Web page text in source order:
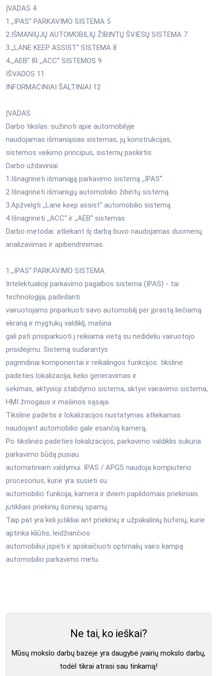
ĮVADAS 4
1.,,IPAS“ PARKAVIMO SISTEMA 5
2.IŠMANIŲJŲ AUTOMOBILIŲ ŽIBINTŲ ŠVIESŲ SISTEMA 7
3.,,LANE KEEP ASSIST“ SISTEMA 8
4.,,AEB“ IR ,,ACC“ SISTEMOS 9
IŠVADOS 11
INFORMACINIAI ŠALTINIAI 12
ĮVADAS
Darbo tikslas: sužinoti apie automobilyje
naudojamas išmaniąsias sistemas, jų konstrukcijas,
sistemos veikimo principus, sistemų paskirtis.
Darbo uždaviniai:
1.Išnagrinėti išmaniąją parkavimo sistemą ,,IPAS‘‘.
2.Išnagrinėti išmaniųjų automobilio žibintų sistemą.
3.Apžvelgti ,,Lane keep assist“ automobilio sistemą.
4.Išnagrinėti ,,ACC“ ir ,,AEB“ sistemas.
Darbo metodai: atliekant šį darbą buvo naudojamas duomenų
analizavimas ir apibendrinimas.
1.,,IPAS“ PARKAVIMO SISTEMA
Intelektualioji parkavimo pagalbos sistema (IPAS) - tai
technologija, padedanti
vairuotojams priparkuoti savo automobilį per įprastą liečiamą
ekraną ir mygtukų valdiklį, mašina
gali pati prisiparkuoti į reikiama vietą su nedideliu vairuotojo
prisidėjimu. Sistemą sudarantys
pagrindinai komponentai ir reikalingos funkcijos: tikslinė
padėties lokalizacija, kelio generavimas ir
sekimas, aktyvioji stabdymo sistema, aktyvi vairavimo sistema,
HMI žmogaus ir mašinos sąsaja.
Tikslinė padėtis ir lokalizacijos nustatymas atliekamas
naudojant automobilio gale esančią kamerą,
Po tikslinės padėties lokalizacijos, parkavimo valdiklis sukuria
parkavimo būdą pusiau
automatiniam valdymui. IPAS / APGS naudoja kompiuterio
procesorius, kurie yra susieti su
automobilio funkcija, kamera ir dviem papildomais priekiniais
jutikliais priekinių šoninių sparnų.
Taip pat yra keli jutikliai ant priekinių ir užpakalinių buferių, kurie
aptinka kliūtis, leidžiančios
automobiliui įspėti ir apskaičiuoti optimalių vairo kampą
automobilio parkavimo metu.
Ne tai, ko ieškai?
Mūsų mokslo darbų bazėje yra daugybė įvairių mokslo darbų,
todėl tikrai atrasi sau tinkamą!